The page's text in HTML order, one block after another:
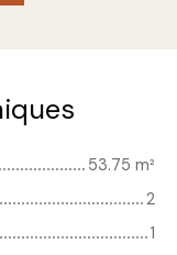
53.75 m²
2
1